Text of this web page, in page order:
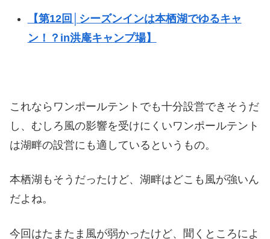
【第12回│シーズンインは本栖湖でゆるキャ
ン！？in洪庵キャンプ場】
これならワンポールテントでも十分設営できそうだ
し、むしろ風の影響を受けにくいワンポールテント
は湖畔の設営にも適しているというもの。
本栖湖もそうだったけど、湖畔はどこも風が強いん
だよね。
今回はたまたま風が弱かったけど、聞くところによ